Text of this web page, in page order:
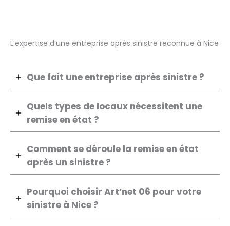
L’expertise d’une entreprise après sinistre reconnue à Nice
Que fait une entreprise après sinistre ?
Quels types de locaux nécessitent une
remise en état ?
Comment se déroule la remise en état
après un sinistre ?
Pourquoi choisir Art’net 06 pour votre
sinistre à Nice ?